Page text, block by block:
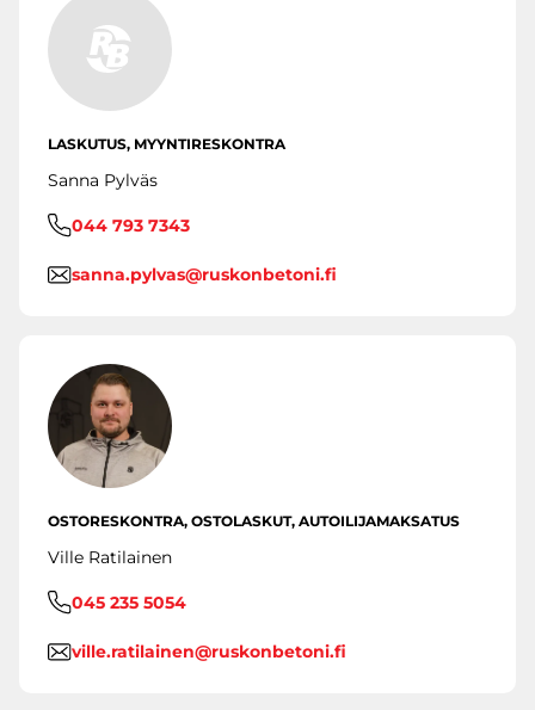
LASKUTUS, MYYNTIRESKONTRA
Sanna Pylväs
044 793 7343
sanna.pylvas@ruskonbetoni.fi
OSTORESKONTRA, OSTOLASKUT, AUTOILIJAMAKSATUS
Ville Ratilainen
045 235 5054
ville.ratilainen@ruskonbetoni.fi